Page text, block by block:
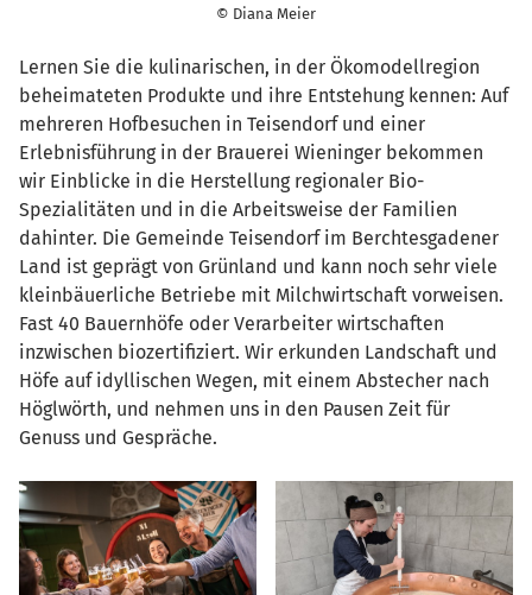
© Diana Meier
Lernen Sie die kulinarischen, in der Ökomodellregion
beheimateten Produkte und ihre Entstehung kennen: Auf
mehreren Hofbesuchen in Teisendorf und einer
Erlebnisführung in der Brauerei Wieninger bekommen
wir Einblicke in die Herstellung regionaler Bio-
Spezialitäten und in die Arbeitsweise der Familien
dahinter. Die Gemeinde Teisendorf im Berchtesgadener
Land ist geprägt von Grünland und kann noch sehr viele
kleinbäuerliche Betriebe mit Milchwirtschaft vorweisen.
Fast 40 Bauernhöfe oder Verarbeiter wirtschaften
inzwischen biozertifiziert. Wir erkunden Landschaft und
Höfe auf idyllischen Wegen, mit einem Abstecher nach
Höglwörth, und nehmen uns in den Pausen Zeit für
Genuss und Gespräche.